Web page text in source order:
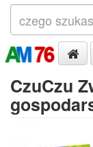
CzuCzu